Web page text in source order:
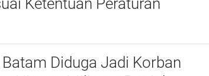
Ketentuan Peraturan
Diduga Jadi Korban